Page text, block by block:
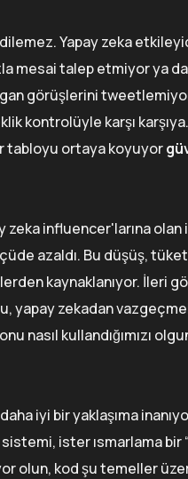
Yapay zeka
mesai talep etmiyor ya da
görüşlerini
kontrolüyle karşı
tabloyu ortaya koyuyor
zeka influencer'larına olan
azaldı. Bu düşüş,
kaynaklanıyor. İleri
yapay zekadan
nasıl kullandığımızı
iyi bir yaklaşıma
ister ısmarlama bir
olun, kod şu temeller